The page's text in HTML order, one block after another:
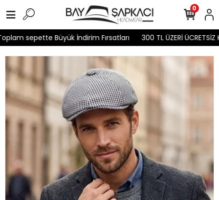
sepette Büyük İndirim Fırsatları 300 TL ÜZERİ ÜCRETSİZ
0